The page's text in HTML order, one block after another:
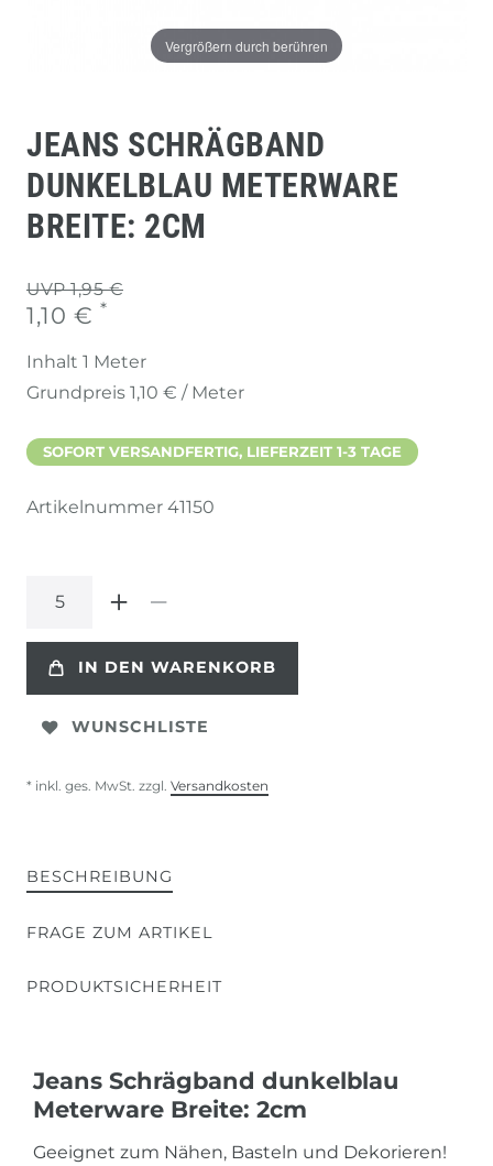
Vergrößern durch berühren
JEANS SCHRÄGBAND
DUNKELBLAU METERWARE
BREITE: 2CM
UVP 1,95 €
1,10 € *
Inhalt 1 Meter
Grundpreis 1,10 € / Meter
SOFORT VERSANDFERTIG, LIEFERZEIT 1-3 TAGE
Artikelnummer 41150
IN DEN WARENKORB
WUNSCHLISTE
* inkl. ges. MwSt. zzgl. Versandkosten
BESCHREIBUNG
FRAGE ZUM ARTIKEL
PRODUKTSICHERHEIT
Jeans Schrägband dunkelblau
Meterware Breite: 2cm
Geeignet zum Nähen, Basteln und Dekorieren!